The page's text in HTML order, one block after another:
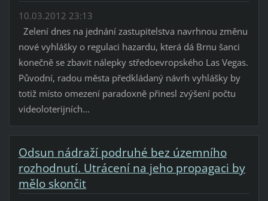
10.03.2012 23:13
Zelení dnes na jednání zastupitelstva navrhnou změnu
nové vyhlášky o regulaci hazardu, která dá Brnu šanci
konečně se zbavit nálepky středoevropského Las Vegas.
Původní, radou města předkládaný návrh vyhlášky by
totiž místo omezení paradoxně přinesl zvýšení počtu
videoloterijních...
Odsun nádraží podruhé bez územního
rozhodnutí. Utrácení na jeho propagaci by
mělo skončit